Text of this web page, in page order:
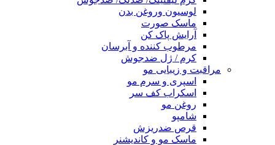
لوسیون وروغن بدن
ماسک صورت
آرایش پاک کن
مرطوب کننده و آبرسان
کرم / ژل ضدجوش
مراقبت و زیبایی مو
اسپری و سرم مو
اسکراب کف سر
روغن مو
شامپو
قرص ضدریزش
ماسک مو و کاندیشنر